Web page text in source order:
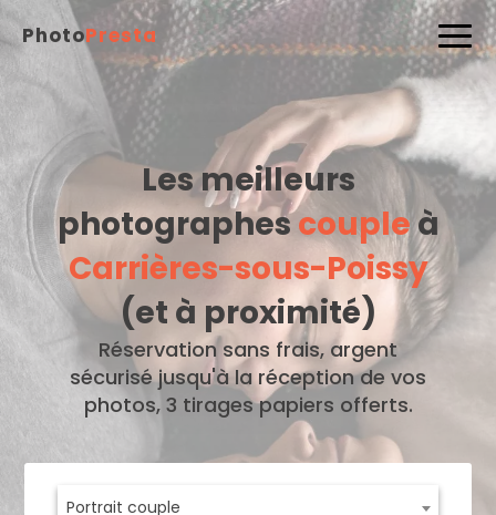
PhotoPresta
Les meilleurs
photographescoupleà
Carrières-sous-Poissy
(et à proximité)
Réservation sans frais, argent
sécurisé jusqu'à la réception de vos
photos, 3 tirages papiers offerts.
Portrait couple